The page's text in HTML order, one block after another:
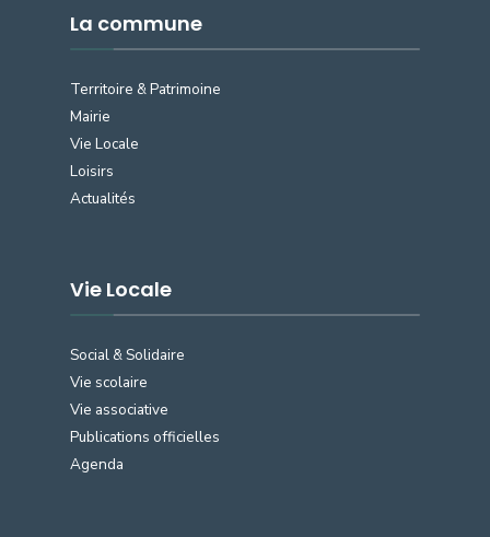
La commune
Territoire & Patrimoine
Mairie
Vie Locale
Loisirs
Actualités
Vie Locale
Social & Solidaire
Vie scolaire
Vie associative
Publications officielles
Agenda